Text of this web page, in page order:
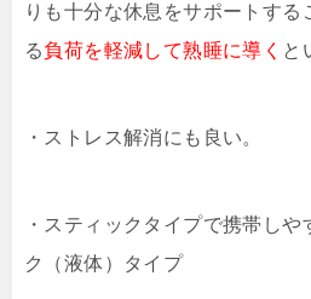
りも十分な休息をサポートする
る負荷を軽減して熟睡に導く と
・ストレス解消にも良い。
・スティックタイプで携帯し
ク（液体）タイプ